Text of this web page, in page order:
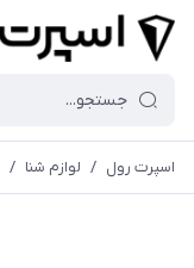
اسپرت رول / لوازم شنا /